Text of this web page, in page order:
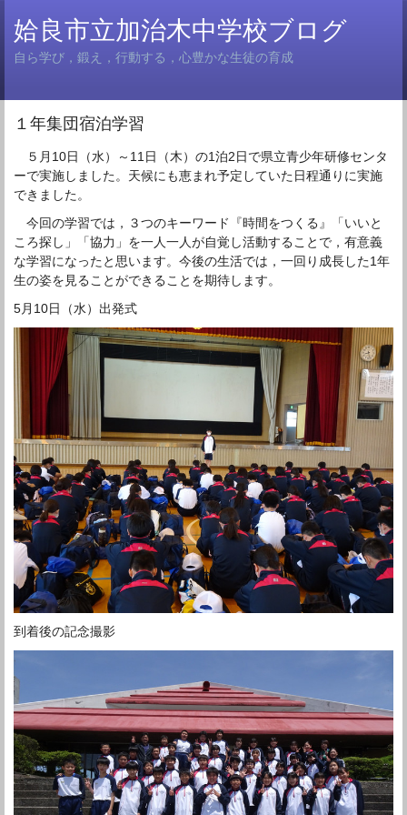
姶良市立加治木中学校ブログ
自ら学び，鍛え，行動する，心豊かな生徒の育成
１年集団宿泊学習
５月10日（水）～11日（木）の1泊2日で県立青少年研修センタ
ーで実施しました。天候にも恵まれ予定していた日程通りに実施
できました。
今回の学習では，３つのキーワード『時間をつくる』「いいと
ころ探し」「協力」を一人一人が自覚し活動することで，有意義
な学習になったと思います。今後の生活では，一回り成長した1年
生の姿を見ることができることを期待します。
5月10日（水）出発式
到着後の記念撮影